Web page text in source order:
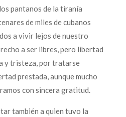
pantanos de la tiranía
de miles de cubanos
a vivir lejos de nuestro
a ser libres, pero libertad
y tristeza, por tratarse
prestada, aunque mucho
con sincera gratitud.
también a quien tuvo la